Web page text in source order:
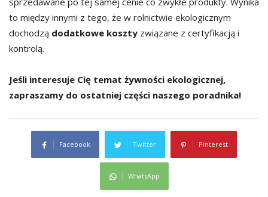
to między innymi z tego, że w rolnictwie ekologicznym
dochodzą dodatkowe koszty związane z certyfikacją i
kontrolą.
Jeśli interesuje Cię temat żywności ekologicznej,
zapraszamy do ostatniej części naszego poradnika!
Facebook Twitter Pinterest
WhatsApp